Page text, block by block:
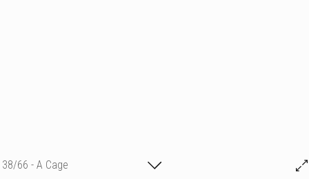
38/66 - A Cage
Michael GR